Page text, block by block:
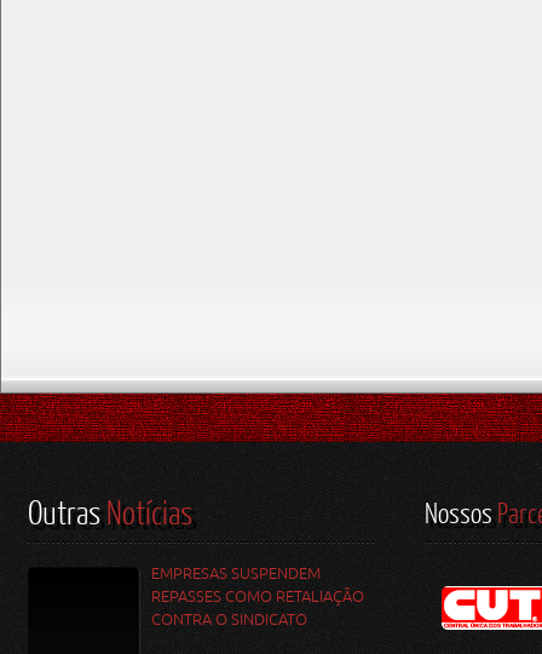
OutrasNotícias
EMPRESAS SUSPENDEM
REPASSES COMO RETALIAÇÃO
CONTRA O SINDICATO
Nossos